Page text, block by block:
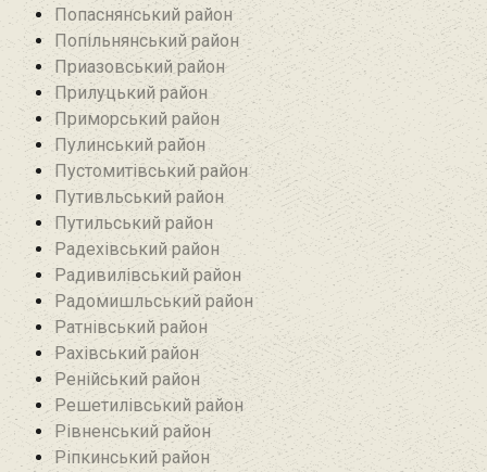
Попаснянський район
Попільнянський район‎
Приазовський район
Прилуцький район
Приморський район
Пулинський район
Пустомитівський район
Путивльський район‎
Путильський район
Радехівський район
Радивилівський район
Радомишльський район‎
Ратнівський район
Рахівський район
Ренійський район
Решетилівський район
Рівненський район
Ріпкинський район